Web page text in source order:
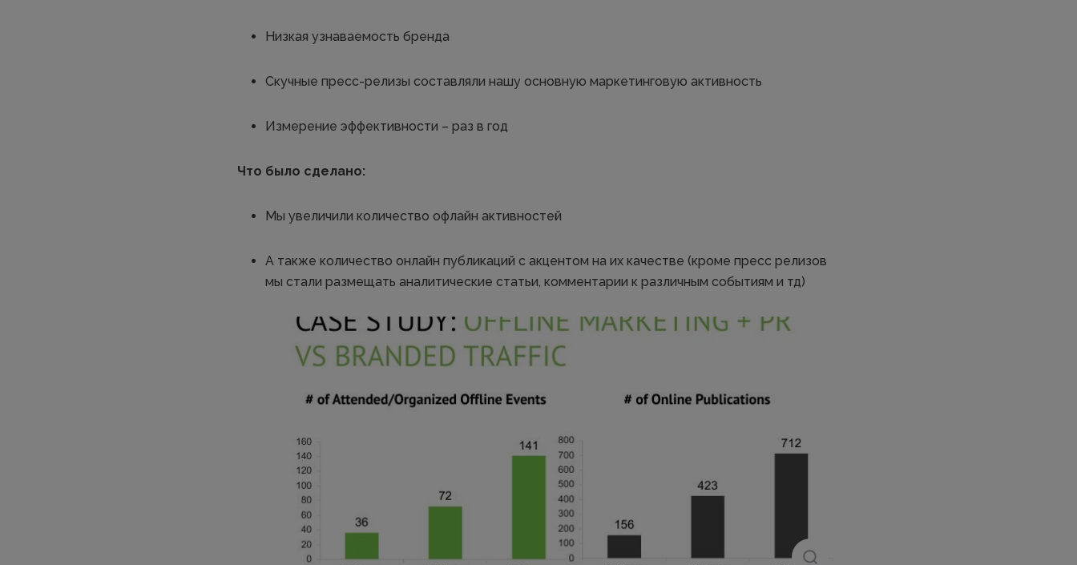
Низкая узнаваемость бренда
Скучные пресс-релизы составляли нашу основную маркетинговую активность
Измерение эффективности – раз в год
Что было сделано:
Мы увеличили количество офлайн активностей
А также количество онлайн публикаций с акцентом на их качестве (кроме пресс релизов
мы стали размещать аналитические статьи, комментарии к различным событиям и тд)